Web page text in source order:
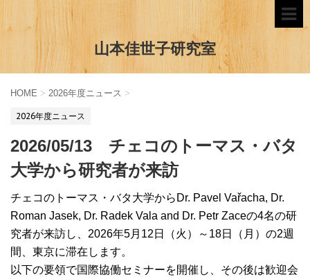
山本佳世子研究室
HOME > 2026年度ニュース >
2026年度ニュース
2026/05/13 チェコのトーマス・バタ
大学から研究者が来訪
チェコのトーマス・バタ大学からDr. Pavel Vařacha, Dr.
Roman Jasek, Dr. Radek Vala and Dr. Petr Zaceの4名の研
究者が来訪し、2026年5月12日（火）～18日（月）の2週
間、東京に滞在します。
以下の要領で国際協働セミナーを開催し、その後は歓迎会